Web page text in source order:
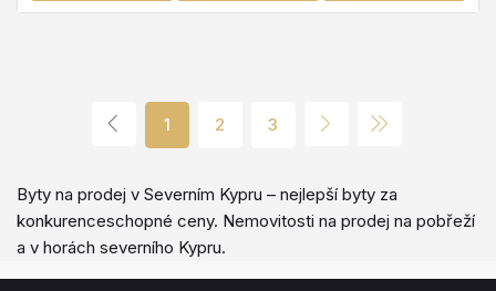
1 2 3
Byty na prodej v Severním Kypru – nejlepší byty za
konkurenceschopné ceny. Nemovitosti na prodej na pobřeží
a v horách severního Kypru.